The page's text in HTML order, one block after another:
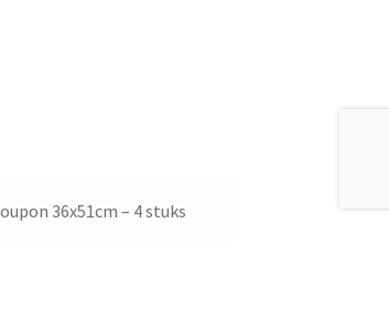
36x51cm – 4 stuks